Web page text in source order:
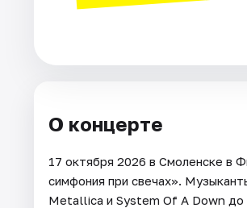
О концерте
17 октября 2026 в Смоленске в
симфония при свечах».
Metallica и System Of A Down до